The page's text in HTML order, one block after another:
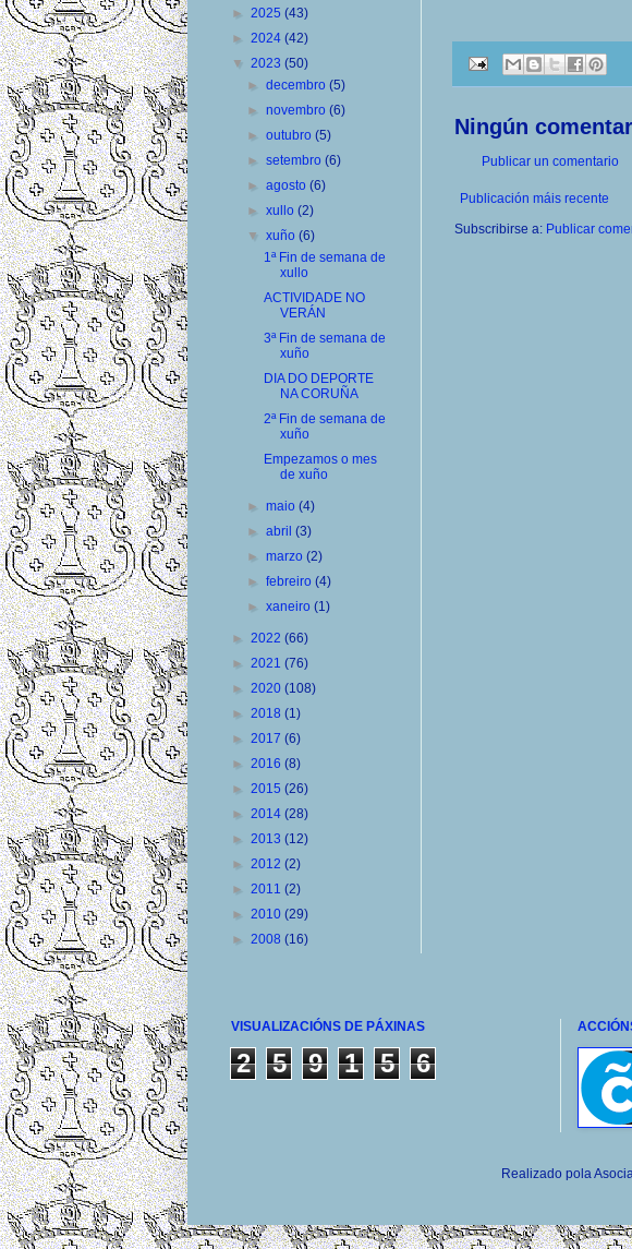
Ningún
Publicar un comentario
Publicación máis recente
Subscribirse a: Publicar
► 2025 (43)
► 2024 (42)
▼ 2023 (50)
►decembro(5)
►novembro(6)
►outubro(5)
►setembro(6)
►agosto(6)
►xullo(2)
▼xuño(6)
1ª Fin de semana de
xullo
ACTIVIDADE NO
VERÁN
3ª Fin de semana de
xuño
DIA DO DEPORTE
NA CORUÑA
2ª Fin de semana de
xuño
Empezamos o mes
de xuño
►maio(4)
►abril(3)
►marzo(2)
►febreiro(4)
►xaneiro(1)
► 2022 (66)
► 2021 (76)
► 2020 (108)
► 2018 (1)
► 2017 (6)
► 2016 (8)
► 2015 (26)
► 2014 (28)
► 2013 (12)
► 2012 (2)
► 2011 (2)
► 2010 (29)
► 2008 (16)
VISUALIZACIÓNS DE PÁXINAS
2 5 9 1 5 6
Realizado pola